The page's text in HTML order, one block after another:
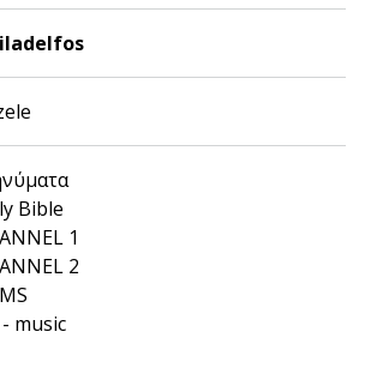
Bible
1
2
music